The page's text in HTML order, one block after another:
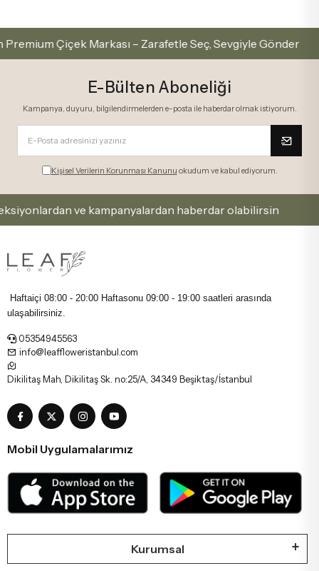
Çiçek Markası – Zarafetle Seç, Sevgiyle Gönder
E-Bülten Aboneliği
Kampanya, duyuru, bilgilendirmelerden e-posta ile haberdar olmak istiyorum.
Kişisel Verilerin Korunması Kanunu okudum ve kabul ediyorum.
ve kampanyalardan haberdar olabilirsin
Haftaiçi 08:00 - 20:00 Haftasonu 09:00 - 19:00 saatleri arasında
ulaşabilirsiniz.
05354945563
info@leaffloweristanbul.com
Dikilitaş Mah, Dikilitaş Sk. no:25/A, 34349 Beşiktaş/İstanbul
Mobil Uygulamalarımız
Kurumsal